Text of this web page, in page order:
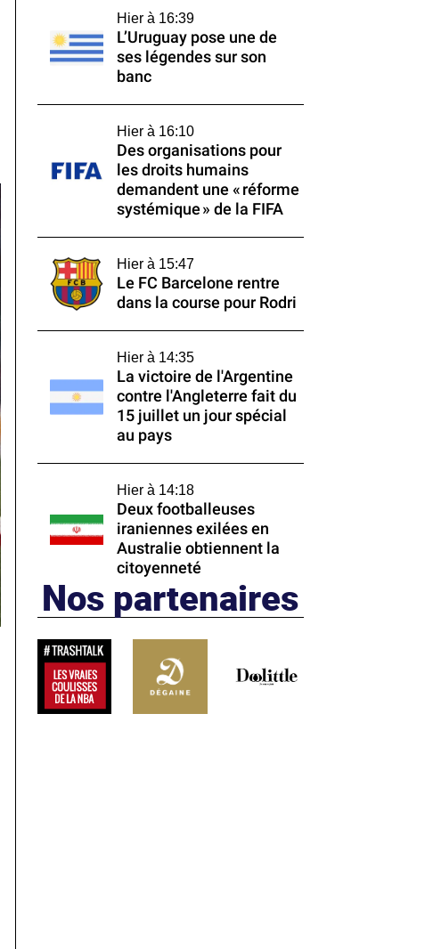
Hier à 16:39
L’Uruguay pose une de
ses légendes sur son
banc
Hier à 16:10
Des organisations pour
les droits humains
demandent une « réforme
systémique » de la FIFA
Hier à 15:47
Le FC Barcelone rentre
dans la course pour Rodri
Hier à 14:35
La victoire de l'Argentine
contre l'Angleterre fait du
15 juillet un jour spécial
au pays
Hier à 14:18
Deux footballeuses
iraniennes exilées en
Australie obtiennent la
citoyenneté
Nos partenaires